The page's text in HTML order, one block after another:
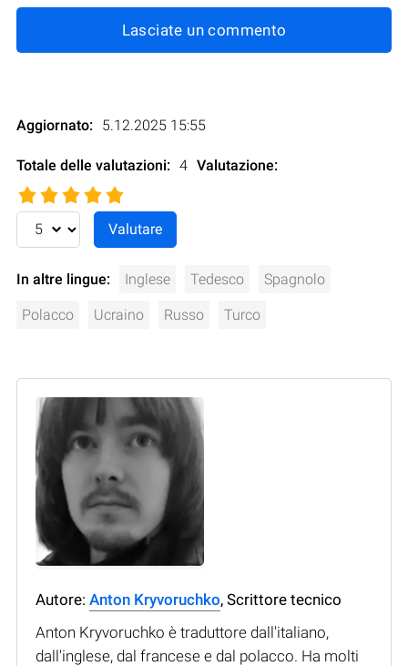
Lasciate un commento
Aggiornato: 5.12.2025 15:55
Totale delle valutazioni: 4 Valutazione:
In altre lingue: Inglese Tedesco Spagnolo
Polacco Ucraino Russo Turco
Autore: Anton Kryvoruchko, Scrittore tecnico
Anton Kryvoruchko è traduttore dall'italiano,
dall'inglese, dal francese e dal polacco. Ha molti